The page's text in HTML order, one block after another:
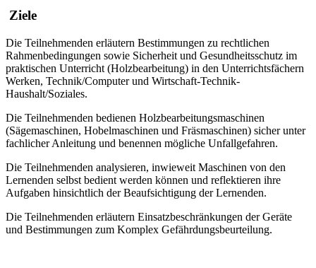
Ziele
Die Teilnehmenden erläutern Bestimmungen zu rechtlichen
Rahmenbedingungen sowie Sicherheit und Gesundheitsschutz im
praktischen Unterricht (Holzbearbeitung) in den Unterrichtsfächern
Werken, Technik/Computer und Wirtschaft-Technik-
Haushalt/Soziales.
Die Teilnehmenden bedienen Holzbearbeitungsmaschinen
(Sägemaschinen, Hobelmaschinen und Fräsmaschinen) sicher unter
fachlicher Anleitung und benennen mögliche Unfallgefahren.
Die Teilnehmenden analysieren, inwieweit Maschinen von den
Lernenden selbst bedient werden können und reflektieren ihre
Aufgaben hinsichtlich der Beaufsichtigung der Lernenden.
Die Teilnehmenden erläutern Einsatzbeschränkungen der Geräte
und Bestimmungen zum Komplex Gefährdungsbeurteilung.